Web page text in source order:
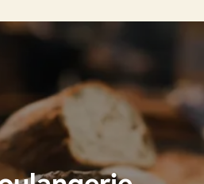
Je suis boulanger
Je découvre France
Pourquoi adhérer à France
Je référence ma boulangerie